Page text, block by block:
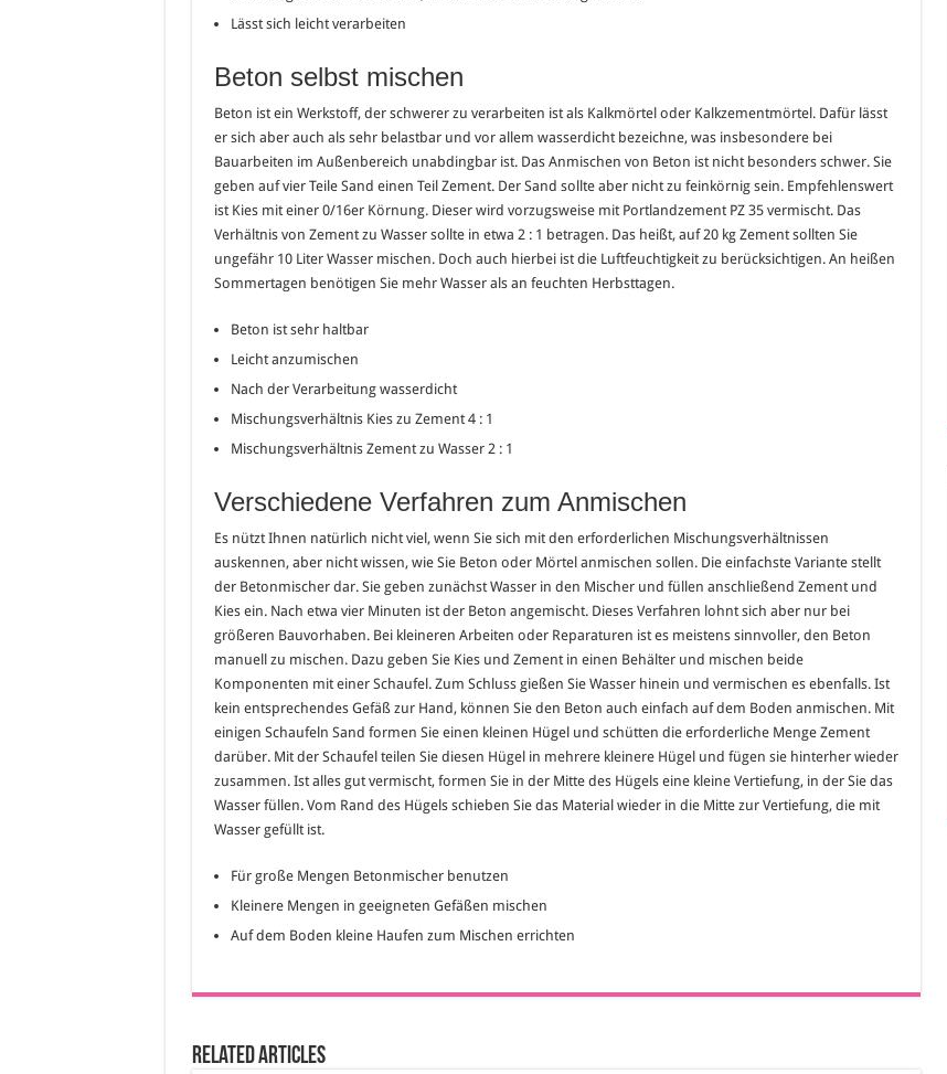
Lässt sich leicht verarbeiten
Beton selbst mischen
Beton ist ein Werkstoff, der schwerer zu verarbeiten ist als Kalkmörtel oder Kalkzementmörtel. Dafür lässt
er sich aber auch als sehr belastbar und vor allem wasserdicht bezeichne, was insbesondere bei
Bauarbeiten im Außenbereich unabdingbar ist. Das Anmischen von Beton ist nicht besonders schwer. Sie
geben auf vier Teile Sand einen Teil Zement. Der Sand sollte aber nicht zu feinkörnig sein. Empfehlenswert
ist Kies mit einer 0/16er Körnung. Dieser wird vorzugsweise mit Portlandzement PZ 35 vermischt. Das
Verhältnis von Zement zu Wasser sollte in etwa 2 : 1 betragen. Das heißt, auf 20 kg Zement sollten Sie
ungefähr 10 Liter Wasser mischen. Doch auch hierbei ist die Luftfeuchtigkeit zu berücksichtigen. An heißen
Sommertagen benötigen Sie mehr Wasser als an feuchten Herbsttagen.
Beton ist sehr haltbar
Leicht anzumischen
Nach der Verarbeitung wasserdicht
Mischungsverhältnis Kies zu Zement 4 : 1
Mischungsverhältnis Zement zu Wasser 2 : 1
Verschiedene Verfahren zum Anmischen
Es nützt Ihnen natürlich nicht viel, wenn Sie sich mit den erforderlichen Mischungsverhältnissen
auskennen, aber nicht wissen, wie Sie Beton oder Mörtel anmischen sollen. Die einfachste Variante stellt
der Betonmischer dar. Sie geben zunächst Wasser in den Mischer und füllen anschließend Zement und
Kies ein. Nach etwa vier Minuten ist der Beton angemischt. Dieses Verfahren lohnt sich aber nur bei
größeren Bauvorhaben. Bei kleineren Arbeiten oder Reparaturen ist es meistens sinnvoller, den Beton
manuell zu mischen. Dazu geben Sie Kies und Zement in einen Behälter und mischen beide
Komponenten mit einer Schaufel. Zum Schluss gießen Sie Wasser hinein und vermischen es ebenfalls. Ist
kein entsprechendes Gefäß zur Hand, können Sie den Beton auch einfach auf dem Boden anmischen. Mit
einigen Schaufeln Sand formen Sie einen kleinen Hügel und schütten die erforderliche Menge Zement
darüber. Mit der Schaufel teilen Sie diesen Hügel in mehrere kleinere Hügel und fügen sie hinterher wieder
zusammen. Ist alles gut vermischt, formen Sie in der Mitte des Hügels eine kleine Vertiefung, in der Sie das
Wasser füllen. Vom Rand des Hügels schieben Sie das Material wieder in die Mitte zur Vertiefung, die mit
Wasser gefüllt ist.
Für große Mengen Betonmischer benutzen
Kleinere Mengen in geeigneten Gefäßen mischen
Auf dem Boden kleine Haufen zum Mischen errichten
Related Articles